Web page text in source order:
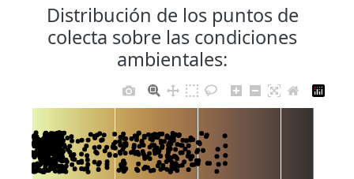
Distribución de los puntos de
colecta sobre las condiciones
ambientales: